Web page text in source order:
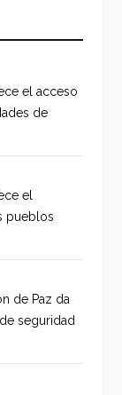
el acceso
de
el
pueblos
de Paz da
seguridad